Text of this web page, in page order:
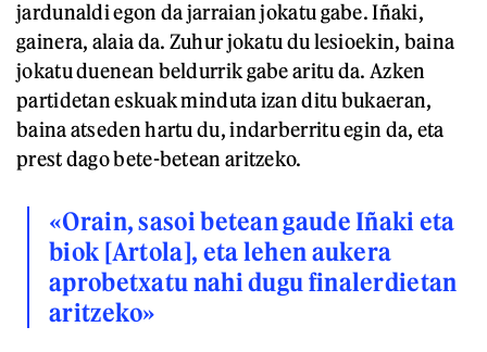
jardunaldi egon da jarraian jokatu gabe. Iñaki,
gainera, alaia da. Zuhur jokatu du lesioekin, baina
jokatu duenean beldurrik gabe aritu da. Azken
partidetan eskuak minduta izan ditu bukaeran,
baina atseden hartu du, indarberritu egin da, eta
prest dago bete-betean aritzeko.
«Orain, sasoi betean gaude Iñaki eta
biok [Artola], eta lehen aukera
aprobetxatu nahi dugu finalerdietan
aritzeko»